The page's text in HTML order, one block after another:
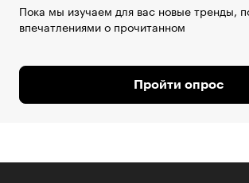
Пока мы изучаем для вас новые тренды,
впечатлениями о прочитанном
Пройти опрос